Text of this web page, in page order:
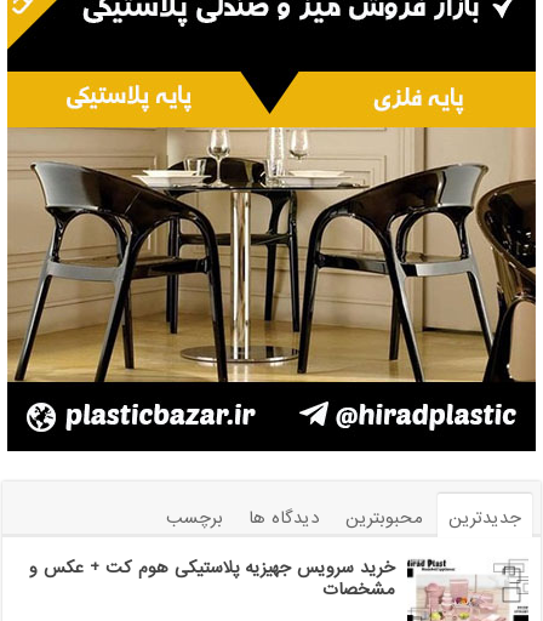
جدیدترین محبوبترین دیدگاه ها
برچسب
خرید سرویس جهیزیه پلاستیکی هوم کت + عکس و
مشخصات